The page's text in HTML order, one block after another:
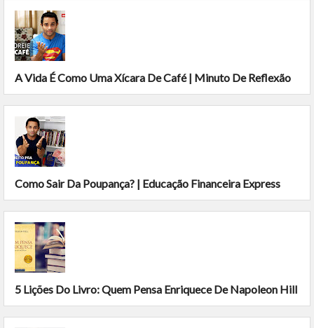
A Vida É Como Uma Xícara De Café | Minuto De Reflexão
Como Sair Da Poupança? | Educação Financeira Express
5 Lições Do Livro: Quem Pensa Enriquece De Napoleon Hill